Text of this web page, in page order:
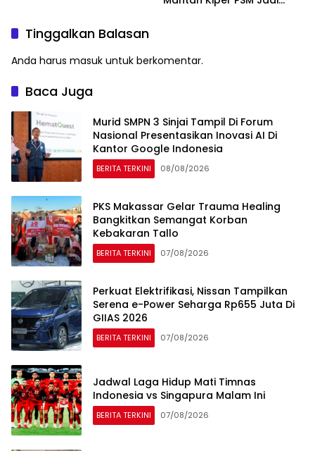
Tinggalkan Balasan
Anda harus masuk untuk berkomentar.
Baca Juga
Murid SMPN 3 Sinjai Tampil Di Forum
Nasional Presentasikan Inovasi AI Di
Kantor Google Indonesia
BERITA TERKINI 08/08/2026
PKS Makassar Gelar Trauma Healing
Bangkitkan Semangat Korban
Kebakaran Tallo
BERITA TERKINI 07/08/2026
Perkuat Elektrifikasi, Nissan Tampilkan
Serena e-Power Seharga Rp655 Juta Di
GIIAS 2026
BERITA TERKINI 07/08/2026
Jadwal Laga Hidup Mati Timnas
Indonesia vs Singapura Malam Ini
BERITA TERKINI 07/08/2026